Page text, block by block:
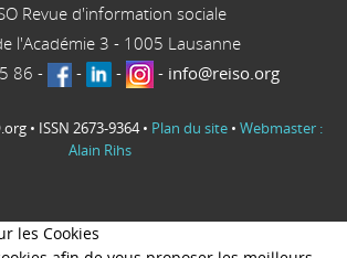
Revue d'information sociale
l'Académie 3 - 1005 Lausanne
86 - - - - info@reiso.org
• ISSN 2673-9364 • Plan du site • Webmaster :
Alain Rihs
les Cookies